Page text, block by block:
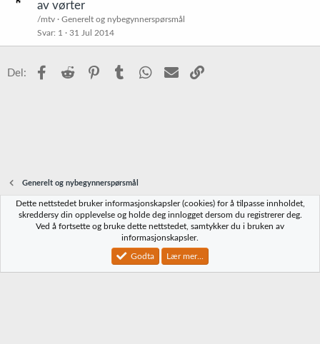
av vørter
/mtv
Generelt og nybegynnerspørsmål
Svar 1 31 Jul 2014
Del: Facebook
Reddit PinterestTumblr WhatsApp
E-post
Generelt og nybegynnerspørsmål
Norbrygg-default
Vilkår og regler Personvernregler
Community platform by XenForo® © 2010-2023 XenForo Ltd.
Dette nettstedet bruker informasjonskapsler (cookies) for å tilpasse innholdet,
skreddersy din opplevelse og holde deg innlogget dersom du registrerer deg.
Ved å fortsette og bruke dette nettstedet, samtykker du i bruken av
informasjonskapsler.
Godta Lær mer...